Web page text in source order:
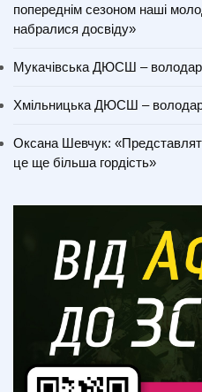
попереднім сезоном наші
набралися досвіду»
Мукачівська ДЮСШ – володар
Хмільницька ДЮСШ – володар
Оксана Шевчук:
це ще більша гордість»